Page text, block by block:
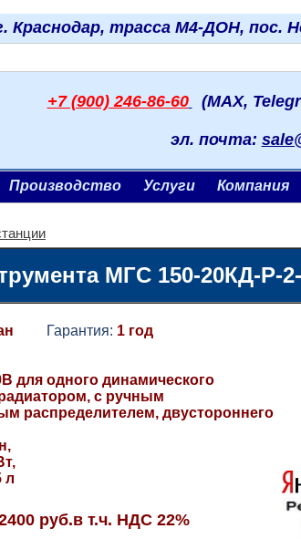
Краснодар, трасса М4-ДОН, пос.
+7 (900) 246-86-60 (MAX,
эл. почта:
Производство Услуги Компания
МГС 150-20КД-Р-
Гарантия: 1 год
для одного динамического
с ручным
распределителем, двустороннего
л
руб.в т.ч. НДС 22%